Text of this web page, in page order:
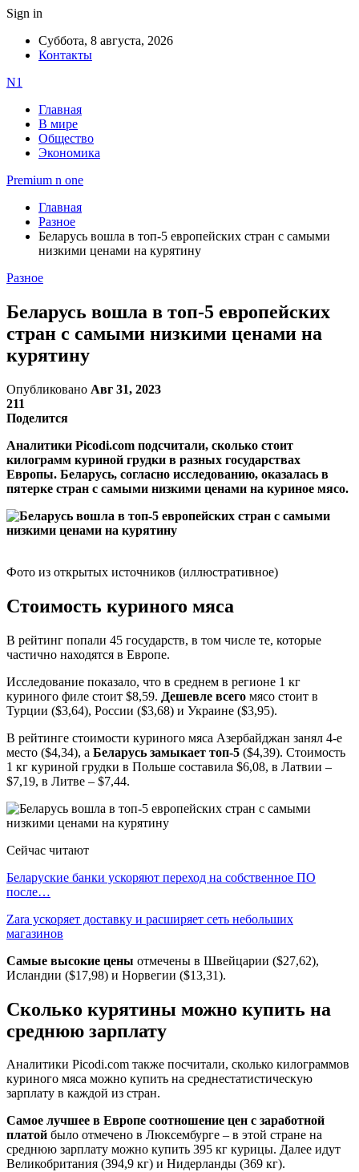
Sign in
Суббота, 8 августа, 2026
Контакты
N1
Главная
В мире
Общество
Экономика
Premium n one
Главная
Разное
Беларусь вошла в топ-5 европейских стран с самыми
низкими ценами на курятину
Разное
Беларусь вошла в топ-5 европейских
стран с самыми низкими ценами на
курятину
Опубликовано Авг 31, 2023
211
Поделится
Аналитики Рicоdi.cоm подсчитали, сколько стоит
килограмм куриной грудки в разных государствах
Европы. Беларусь, согласно исследованию, оказалась в
пятерке стран с самыми низкими ценами на куриное мясо.
Фото из открытых источников (иллюстративное)
Стоимость куриного мяса
В рейтинг попали 45 государств, в том числе те, которые
частично находятся в Европе.
Исследование показало, что в среднем в регионе 1 кг
куриного филе стоит $8,59. Дешевле всего мясо стоит в
Турции ($3,64), России ($3,68) и Украине ($3,95).
В рейтинге стоимости куриного мяса Азербайджан занял 4-е
место ($4,34), а Беларусь замыкает топ-5 ($4,39). Стоимость
1 кг куриной грудки в Польше составила $6,08, в Латвии –
$7,19, в Литве – $7,44.
Сейчас читают
Беларуские банки ускоряют переход на собственное ПО
после…
Zara ускоряет доставку и расширяет сеть небольших
магазинов
Самые высокие цены отмечены в Швейцарии ($27,62),
Исландии ($17,98) и Норвегии ($13,31).
Сколько курятины можно купить на
среднюю зарплату
Аналитики Рicоdi.cоm также посчитали, сколько килограммов
куриного мяса можно купить на среднестатистическую
зарплату в каждой из стран.
Самое лучшее в Европе соотношение цен с заработной
платой было отмечено в Люксембурге – в этой стране на
среднюю зарплату можно купить 395 кг курицы. Далее идут
Великобритания (394,9 кг) и Нидерланды (369 кг).